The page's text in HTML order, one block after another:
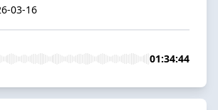
03-16
01:34:44